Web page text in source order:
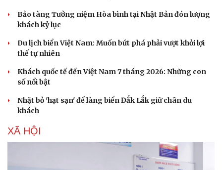
Văn hóa
Sân khấu - Điện ảnh
Văn học
Di sản
Nghệ sĩ
Thời trang
Bảo tàng Tưởng niệm Hòa bình tại Nhật Bản đón lượng
khách kỷ lục
Du lịch biển Việt Nam: Muốn bứt phá phải vượt khỏi lợi
thế tự nhiên
Khách quốc tế đến Việt Nam 7 tháng 2026: Những con
số nổi bật
Nhặt bỏ 'hạt sạn' để làng biển Đắk Lắk giữ chân du
khách
XÃ HỘI